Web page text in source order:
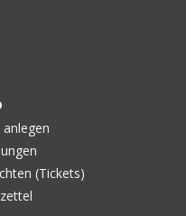
(Tickets)